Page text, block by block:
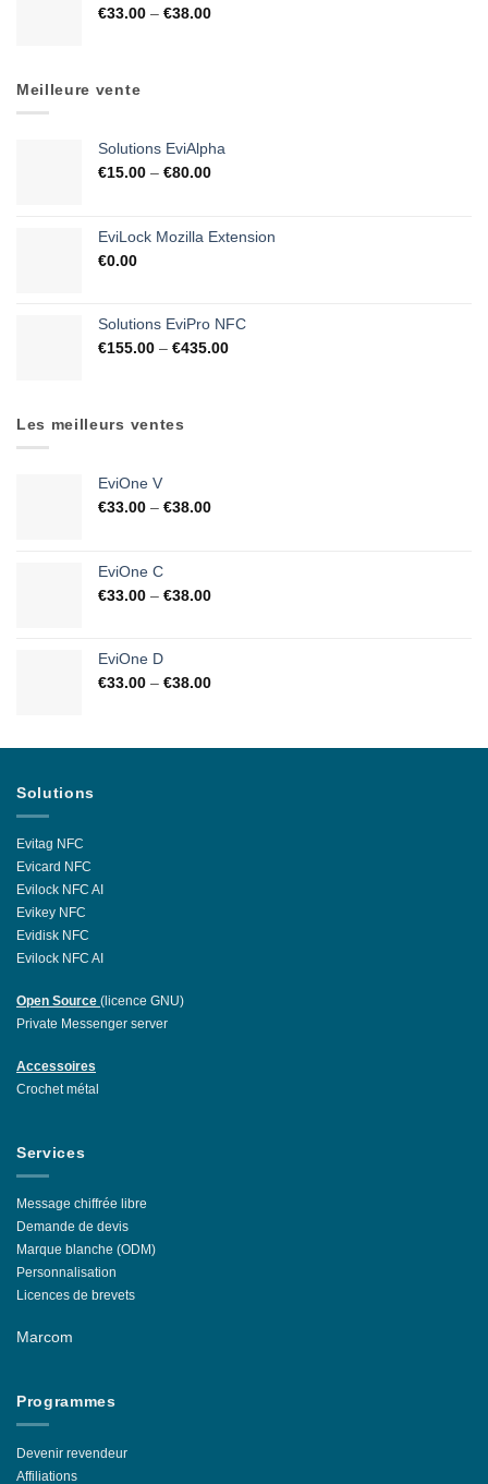
€33.00 – €38.00
Meilleure vente
Solutions EviAlpha
€15.00 – €80.00
EviLock Mozilla Extension
€0.00
Solutions EviPro NFC
€155.00 – €435.00
Les meilleurs ventes
EviOne V
€33.00 – €38.00
EviOne C
€33.00 – €38.00
EviOne D
€33.00 – €38.00
Solutions
Evitag NFC
Evicard NFC
Evilock NFC AI
Evikey NFC
Evidisk NFC
Evilock NFC AI
Open Source (licence GNU)
Private Messenger server
Accessoires
Crochet métal
Services
Message chiffrée libre
Demande de devis
Marque blanche (ODM)
Personnalisation
Licences de brevets
Marcom
Programmes
Devenir revendeur
Affiliations